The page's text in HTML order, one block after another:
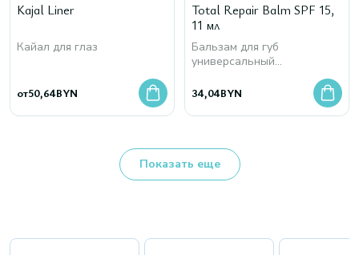
Kajal Liner
Кайал для глаз
от50,64BYN
Total Repair Balm SPF 15,
11 мл
Бальзам для губ
универсальный
34,04BYN
Показать еще